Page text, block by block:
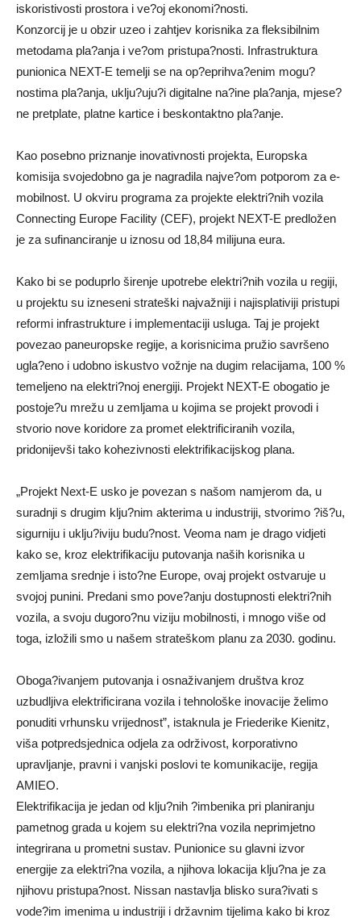
iskoristivosti prostora i ve?oj ekonomi?nosti.
Konzorcij je u obzir uzeo i zahtjev korisnika za fleksibilnim
metodama pla?anja i ve?om pristupa?nosti. Infrastruktura
punionica NEXT-E temelji se na op?eprihva?enim mogu?
nostima pla?anja, uklju?uju?i digitalne na?ine pla?anja, mjese?
ne pretplate, platne kartice i beskontaktno pla?anje.
Kao posebno priznanje inovativnosti projekta, Europska
komisija svojedobno ga je nagradila najve?om potporom za e-
mobilnost. U okviru programa za projekte elektri?nih vozila
Connecting Europe Facility (CEF), projekt NEXT-E predložen
je za sufinanciranje u iznosu od 18,84 milijuna eura.
Kako bi se poduprlo širenje upotrebe elektri?nih vozila u regiji,
u projektu su izneseni strateški najvažniji i najisplativiji pristupi
reformi infrastrukture i implementaciji usluga. Taj je projekt
povezao paneuropske regije, a korisnicima pružio savršeno
ugla?eno i udobno iskustvo vožnje na dugim relacijama, 100 %
temeljeno na elektri?noj energiji. Projekt NEXT-E obogatio je
postoje?u mrežu u zemljama u kojima se projekt provodi i
stvorio nove koridore za promet elektrificiranih vozila,
pridonijevši tako kohezivnosti elektrifikacijskog plana.
„Projekt Next-E usko je povezan s našom namjerom da, u
suradnji s drugim klju?nim akterima u industriji, stvorimo ?iš?u,
sigurniju i uklju?iviju budu?nost. Veoma nam je drago vidjeti
kako se, kroz elektrifikaciju putovanja naših korisnika u
zemljama srednje i isto?ne Europe, ovaj projekt ostvaruje u
svojoj punini. Predani smo pove?anju dostupnosti elektri?nih
vozila, a svoju dugoro?nu viziju mobilnosti, i mnogo više od
toga, izložili smo u našem strateškom planu za 2030. godinu.
Oboga?ivanjem putovanja i osnaživanjem društva kroz
uzbudljiva elektrificirana vozila i tehnološke inovacije želimo
ponuditi vrhunsku vrijednost”, istaknula je Friederike Kienitz,
viša potpredsjednica odjela za održivost, korporativno
upravljanje, pravni i vanjski poslovi te komunikacije, regija
AMIEO.
Elektrifikacija je jedan od klju?nih ?imbenika pri planiranju
pametnog grada u kojem su elektri?na vozila neprimjetno
integrirana u prometni sustav. Punionice su glavni izvor
energije za elektri?na vozila, a njihova lokacija klju?na je za
njihovu pristupa?nost. Nissan nastavlja blisko sura?ivati s
vode?im imenima u industriji i državnim tijelima kako bi kroz